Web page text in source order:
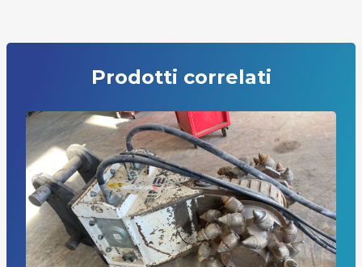
Prodotti correlati